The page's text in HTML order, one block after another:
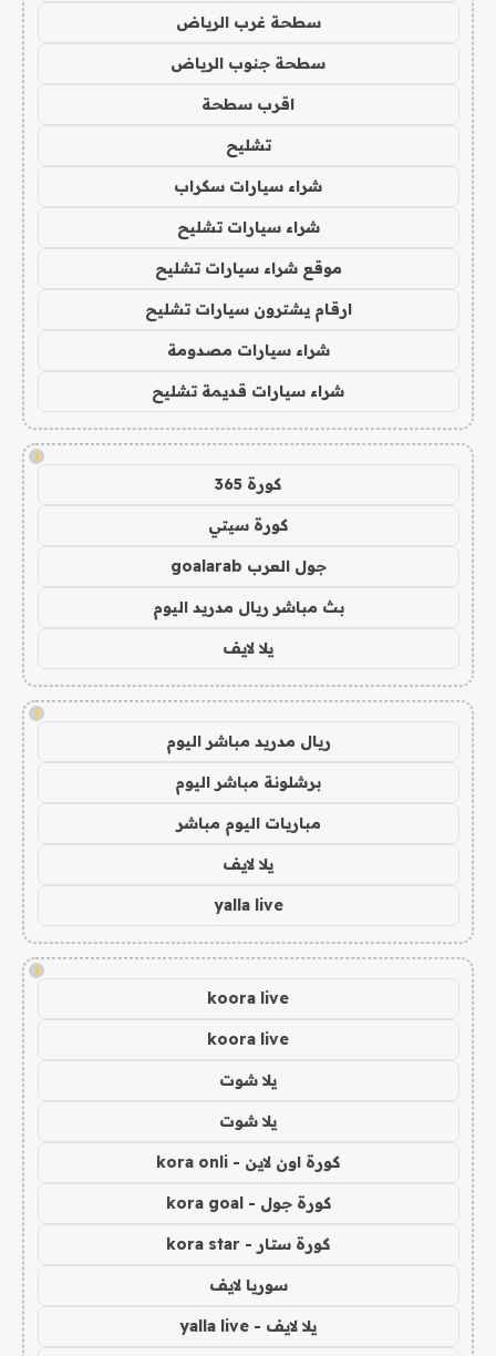
سطحة غرب الرياض
سطحة جنوب الرياض
اقرب سطحة
تشليح
شراء سيارات سكراب
شراء سيارات تشليح
موقع شراء سيارات تشليح
ارقام يشترون سيارات تشليح
شراء سيارات مصدومة
شراء سيارات قديمة تشليح
!
كورة 365
كورة سيتي
جول العرب goalarab
بث مباشر ريال مدريد اليوم
يلا لايف
!
ريال مدريد مباشر اليوم
برشلونة مباشر اليوم
مباريات اليوم مباشر
يلا لايف
yalla live
!
koora live
koora live
يلا شوت
يلا شوت
كورة اون لاين - kora onli
كورة جول - kora goal
كورة ستار - kora star
سوريا لايف
يلا لايف - yalla live